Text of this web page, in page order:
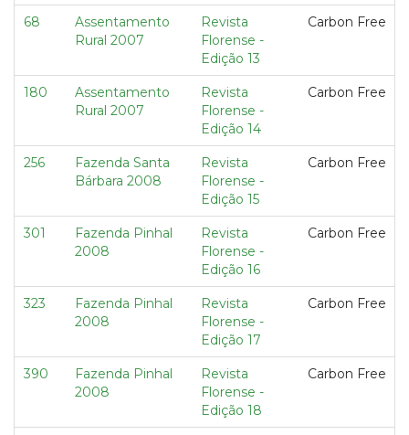
68
Assentamento
Rural 2007
Revista
Florense -
Edição 13
Carbon Free
180
Assentamento
Rural 2007
Revista
Florense -
Edição 14
Carbon Free
256
Fazenda Santa
Bárbara 2008
Revista
Florense -
Edição 15
Carbon Free
301
Fazenda Pinhal
2008
Revista
Florense -
Edição 16
Carbon Free
323
Fazenda Pinhal
2008
Revista
Florense -
Edição 17
Carbon Free
390
Fazenda Pinhal
2008
Revista
Florense -
Edição 18
Carbon Free